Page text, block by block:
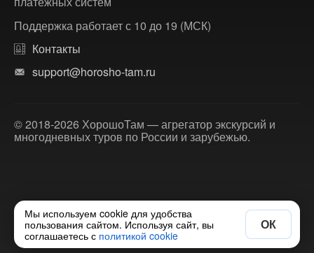
Поддержка работает с 10 до 19 (МСК)
Контакты
support@horosho-tam.ru
© 2018-2026 ХорошоТам — агрегатор экскурсий и
многодневных туров по России и зарубежью.
Мы используем cookie для удобства
пользования сайтом. Используя сайт, вы
соглашаетесь с политикой cookie
ОК